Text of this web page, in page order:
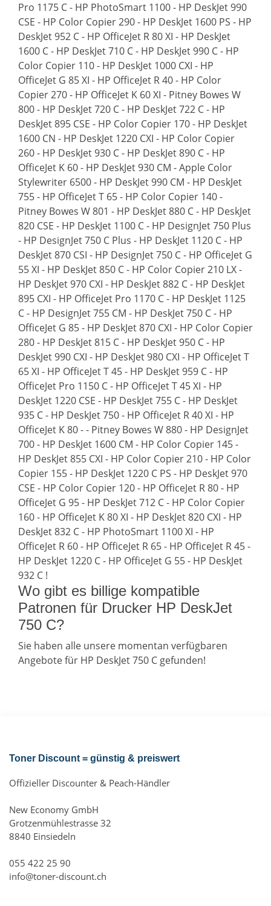
Pro 1175 C - HP PhotoSmart 1100 - HP DeskJet 990
CSE - HP Color Copier 290 - HP DeskJet 1600 PS - HP
DeskJet 952 C - HP OfficeJet R 80 XI - HP DeskJet
1600 C - HP DeskJet 710 C - HP DeskJet 990 C - HP
Color Copier 110 - HP DeskJet 1000 CXI - HP
OfficeJet G 85 XI - HP OfficeJet R 40 - HP Color
Copier 270 - HP OfficeJet K 60 XI - Pitney Bowes W
800 - HP DeskJet 720 C - HP DeskJet 722 C - HP
DeskJet 895 CSE - HP Color Copier 170 - HP DeskJet
1600 CN - HP DeskJet 1220 CXI - HP Color Copier
260 - HP DeskJet 930 C - HP DeskJet 890 C - HP
OfficeJet K 60 - HP DeskJet 930 CM - Apple Color
Stylewriter 6500 - HP DeskJet 990 CM - HP DeskJet
755 - HP OfficeJet T 65 - HP Color Copier 140 -
Pitney Bowes W 801 - HP DeskJet 880 C - HP DeskJet
820 CSE - HP DeskJet 1100 C - HP DesignJet 750 Plus
- HP DesignJet 750 C Plus - HP DeskJet 1120 C - HP
DeskJet 870 CSI - HP DesignJet 750 C - HP OfficeJet G
55 XI - HP DeskJet 850 C - HP Color Copier 210 LX -
HP DeskJet 970 CXI - HP DeskJet 882 C - HP DeskJet
895 CXI - HP OfficeJet Pro 1170 C - HP DeskJet 1125
C - HP DesignJet 755 CM - HP DeskJet 750 C - HP
OfficeJet G 85 - HP DeskJet 870 CXI - HP Color Copier
280 - HP DeskJet 815 C - HP DeskJet 950 C - HP
DeskJet 990 CXI - HP DeskJet 980 CXI - HP OfficeJet T
65 XI - HP OfficeJet T 45 - HP DeskJet 959 C - HP
OfficeJet Pro 1150 C - HP OfficeJet T 45 XI - HP
DeskJet 1220 CSE - HP DeskJet 755 C - HP DeskJet
935 C - HP DeskJet 750 - HP OfficeJet R 40 XI - HP
OfficeJet K 80 - - Pitney Bowes W 880 - HP DesignJet
700 - HP DeskJet 1600 CM - HP Color Copier 145 -
HP DeskJet 855 CXI - HP Color Copier 210 - HP Color
Copier 155 - HP DeskJet 1220 C PS - HP DeskJet 970
CSE - HP Color Copier 120 - HP OfficeJet R 80 - HP
OfficeJet G 95 - HP DeskJet 712 C - HP Color Copier
160 - HP OfficeJet K 80 XI - HP DeskJet 820 CXI - HP
DeskJet 832 C - HP PhotoSmart 1100 XI - HP
OfficeJet R 60 - HP OfficeJet R 65 - HP OfficeJet R 45 -
HP DeskJet 1220 C - HP OfficeJet G 55 - HP DeskJet
932 C !
Wo gibt es billige kompatible
Patronen für Drucker HP DeskJet
750 C?
Sie haben alle unsere momentan verfügbaren
Angebote für HP DeskJet 750 C gefunden!
Toner Discount = günstig & preiswert
Offizieller Discounter & Peach-Händler
New Economy GmbH
Grotzenmühlestrasse 32
8840 Einsiedeln
055 422 25 90
info@toner-discount.ch